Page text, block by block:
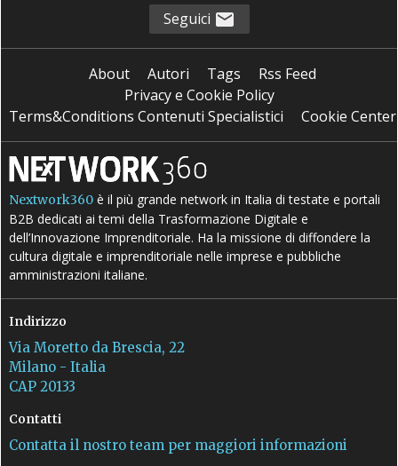
Seguici
About Autori Tags
Rss Feed
Privacy e Cookie Policy
Terms&Conditions Contenuti Specialistici
Cookie Center
Nextwork360 è il più grande network in Italia di testate e portali
B2B dedicati ai temi della Trasformazione Digitale e
dell’Innovazione Imprenditoriale. Ha la missione di diffondere la
cultura digitale e imprenditoriale nelle imprese e pubbliche
amministrazioni italiane.
Indirizzo
Via Moretto da Brescia, 22
Milano - Italia
CAP 20133
Contatti
Contatta il nostro team per maggiori informazioni